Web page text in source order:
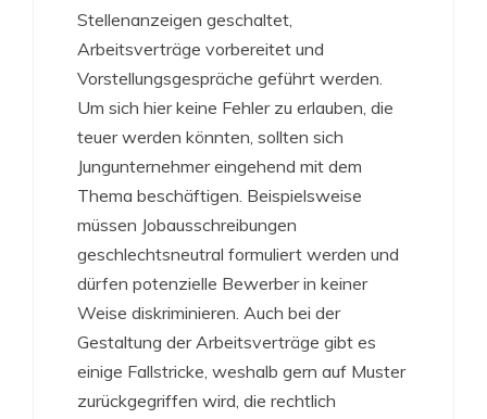
Stellenanzeigen geschaltet,
Arbeitsverträge vorbereitet und
Vorstellungsgespräche geführt werden.
Um sich hier keine Fehler zu erlauben, die
teuer werden könnten, sollten sich
Jungunternehmer eingehend mit dem
Thema beschäftigen. Beispielsweise
müssen Jobausschreibungen
geschlechtsneutral formuliert werden und
dürfen potenzielle Bewerber in keiner
Weise diskriminieren. Auch bei der
Gestaltung der Arbeitsverträge gibt es
einige Fallstricke, weshalb gern auf Muster
zurückgegriffen wird, die rechtlich